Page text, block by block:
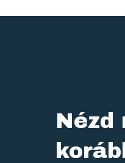
Nézd